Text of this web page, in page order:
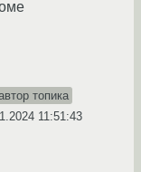
топика
11:51:43